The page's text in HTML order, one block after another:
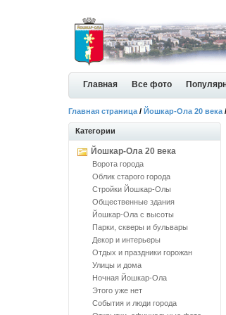
Главная Все фото
Главная страница / Йошкар-Ола 20 века /
Категории
Йошкар-Ола 20 века
Ворота города
Облик старого города
Стройки Йошкар-Олы
Общественные здания
Йошкар-Ола с высоты
Парки, скверы и бульвары
Декор и интерьеры
Отдых и праздники горожан
Улицы и дома
Ночная Йошкар-Ола
Этого уже нет
События и люди города